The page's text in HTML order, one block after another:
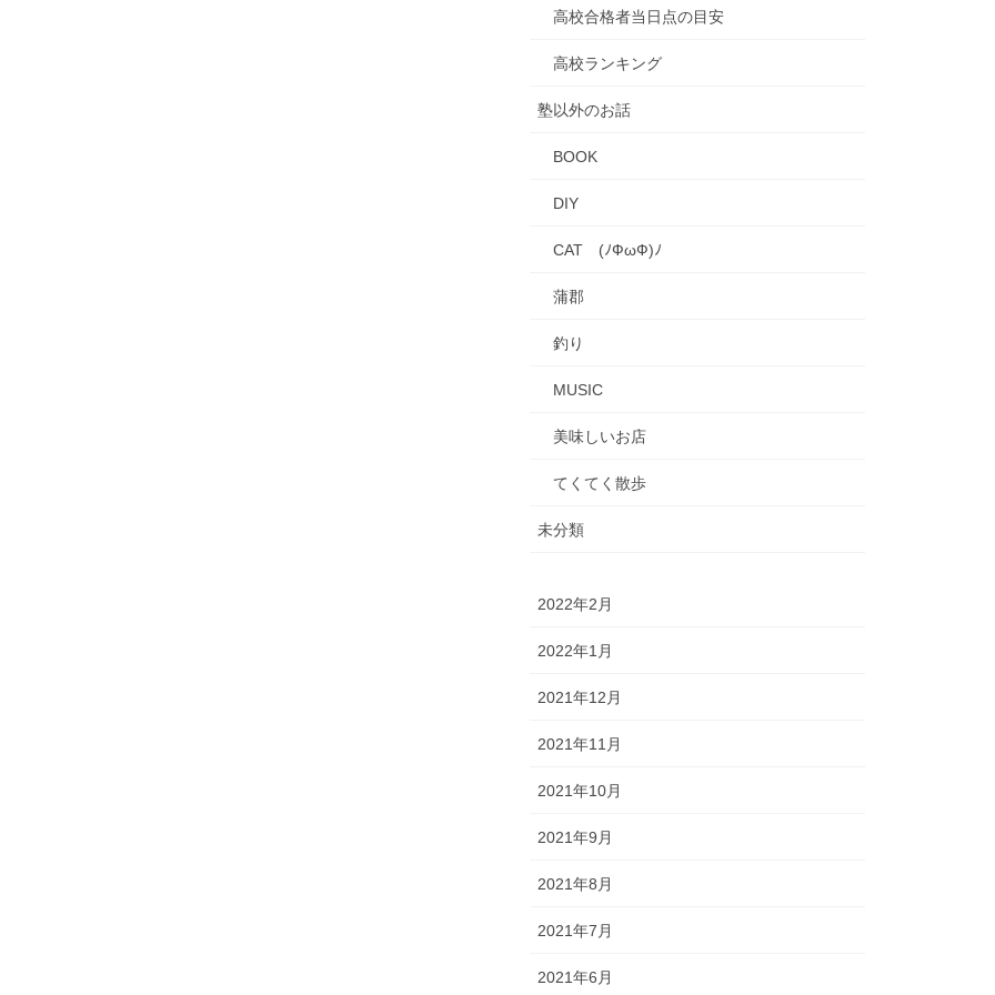
高校合格者当日点の目安
高校ランキング
塾以外のお話
BOOK
DIY
CAT (ﾉФωФ)ﾉ
蒲郡
釣り
MUSIC
美味しいお店
てくてく散歩
未分類
2022年2月
2022年1月
2021年12月
2021年11月
2021年10月
2021年9月
2021年8月
2021年7月
2021年6月